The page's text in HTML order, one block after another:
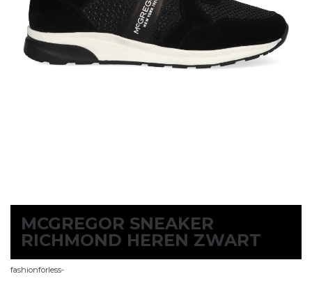
MCGREGOR SNEAKER
RICHMOND HEREN ZWART
fashionforless-